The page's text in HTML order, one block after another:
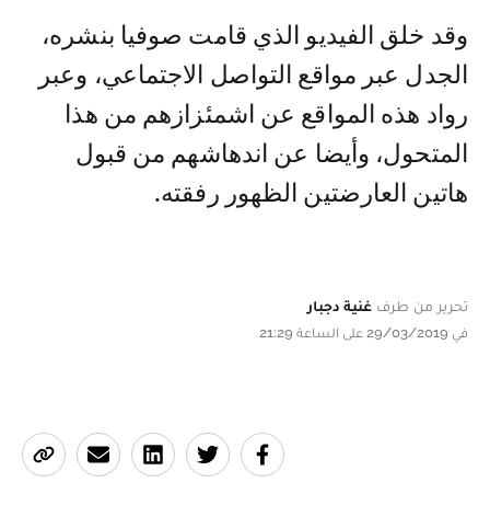
وقد خلق الفيديو الذي قامت صوفيا بنشره،
الجدل عبر مواقع التواصل الاجتماعي، وعبر
رواد هذه المواقع عن اشمئزازهم من هذا
المتحول، وأيضا عن اندهاشهم من قبول
هاتين العارضتين الظهور رفقته.
تحرير من طرف غنية دجبار
في 29/03/2019 على الساعة 21:29